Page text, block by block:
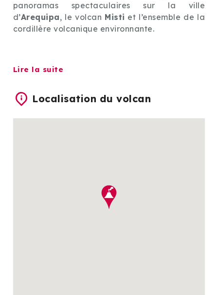
panoramas spectaculaires sur la ville
d’Arequipa, le volcan Misti et l’ensemble de la
cordillère volcanique environnante.
Lire la suite
Localisation du volcan